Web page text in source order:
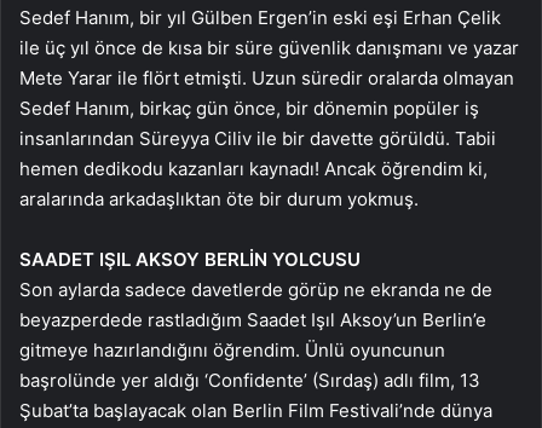
Sedef Hanım, bir yıl Gülben Ergen’in eski eşi Erhan Çelik
ile üç yıl önce de kısa bir süre güvenlik danışmanı ve yazar
Mete Yarar ile flört etmişti. Uzun süredir oralarda olmayan
Sedef Hanım, birkaç gün önce, bir dönemin popüler iş
insanlarından Süreyya Ciliv ile bir davette görüldü. Tabii
hemen dedikodu kazanları kaynadı! Ancak öğrendim ki,
aralarında arkadaşlıktan öte bir durum yokmuş.
SAADET IŞIL AKSOY BERLİN YOLCUSU
Son aylarda sadece davetlerde görüp ne ekranda ne de
beyazperdede rastladığım Saadet Işıl Aksoy’un Berlin’e
gitmeye hazırlandığını öğrendim. Ünlü oyuncunun
başrolünde yer aldığı ‘Confidente’ (Sırdaş) adlı film, 13
Şubat’ta başlayacak olan Berlin Film Festivali’nde dünya